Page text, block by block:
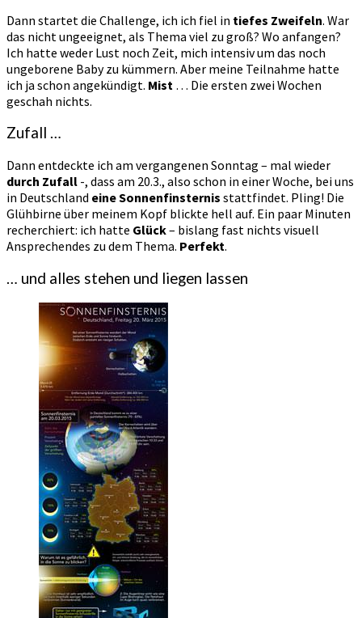
Dann startet die Challenge, ich ich fiel in tiefes Zweifeln. War
das nicht ungeeignet, als Thema viel zu groß? Wo anfangen?
Ich hatte weder Lust noch Zeit, mich intensiv um das noch
ungeborene Baby zu kümmern. Aber meine Teilnahme hatte
ich ja schon angekündigt. Mist … Die ersten zwei Wochen
geschah nichts.
Zufall …
Dann entdeckte ich am vergangenen Sonntag – mal wieder
durch Zufall -, dass am 20.3., also schon in einer Woche, bei uns
in Deutschland eine Sonnenfinsternis stattfindet. Pling! Die
Glühbirne über meinem Kopf blickte hell auf. Ein paar Minuten
recherchiert: ich hatte Glück– bislang fast nichts visuell
Ansprechendes zu dem Thema. Perfekt.
… und alles stehen und liegen lassen